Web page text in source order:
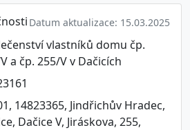
Datum aktualizace: 15.03.2025
vlastníků domu čp.
a čp. 255/V v Dačicích
14823365, Jindřichův Hradec,
Dačice V, Jiráskova, 255,